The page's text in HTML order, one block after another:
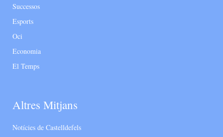
Successos
Esports
Oci
Economia
El Temps
Altres Mitjans
Notícies de Castelldefels